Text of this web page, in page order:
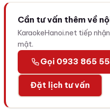
Cần tư vấn thêm về
KaraokeHanoi.net tiếp
mật.
Gọi 0933 865
Đặt lịch tư vấn